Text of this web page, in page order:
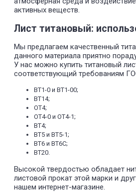
активных веществ.
Лист титановый:
Мы предлагаем качественный
данного материала приятно
У нас можно купить титановый
соответствующий требованиям
BT1-0 и BT1-00;
BT14;
OT4;
ОТ4-0 и ОТ4-1;
ВТ4;
ВТ5 и BT5-1;
BT6 и BT6C;
ВТ20.
Высокой твердостью обладает
листовой прокат этой марки и
нашем интернет-магазине.